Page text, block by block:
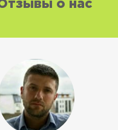
наши услуги и необходимые
лицами.
о нас